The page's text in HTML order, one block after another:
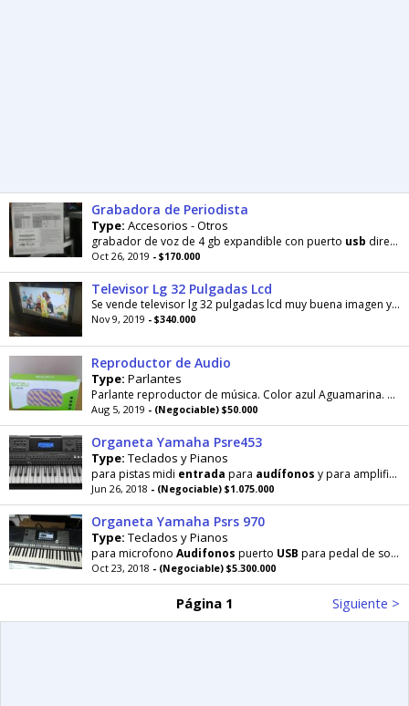
Grabadora de Periodista
Type: Accesorios - Otros
grabador de voz de 4 gb expandible con puerto usb directo stereo
Oct 26, 2019 - $170.000
Televisor Lg 32 Pulgadas Lcd
Se vende televisor lg 32 pulgadas lcd muy buena imagen y sonido tiene
Nov 9, 2019 - $340.000
Reproductor de Audio
Type: Parlantes
Parlante reproductor de música. Color azul Aguamarina. Salida
Aug 5, 2019 - (Negociable) $50.000
Organeta Yamaha Psre453
Type: Teclados y Pianos
para pistas midi entrada para audífonos y para amplificar para pedal de sostein i Audio in para MP3
Jun 26, 2018 - (Negociable) $1.075.000
Organeta Yamaha Psrs 970
Type: Teclados y Pianos
para microfono Audifonos puerto USB para pedal de sostein y
Oct 23, 2018 - (Negociable) $5.300.000
Página 1 Siguiente >